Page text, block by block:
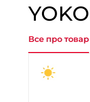
Все про товар